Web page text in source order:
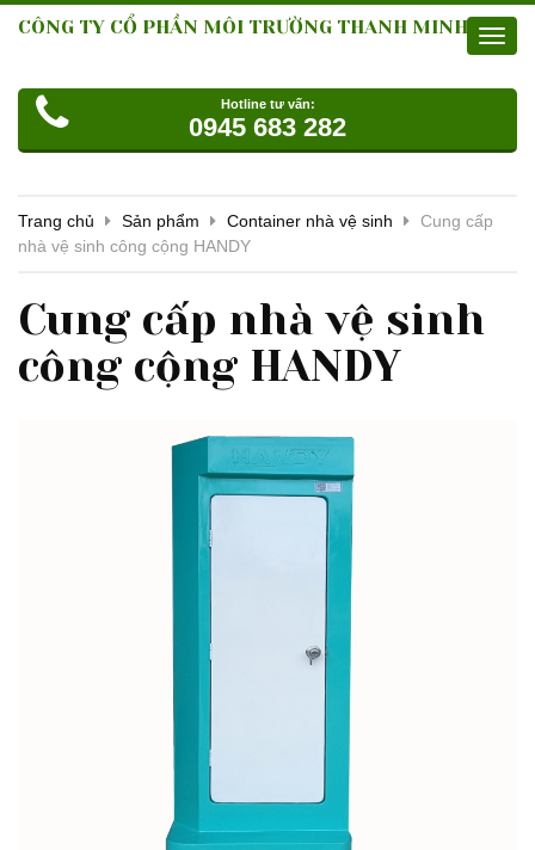
CÔNG TY CỔ PHẦN MÔI TRƯỜNG THANH MINH
Hotline tư vấn:
0945 683 282
Trang chủ Sản phẩm Container nhà vệ sinh
Cung cấp
nhà vệ sinh công cộng HANDY
Cung cấp nhà vệ sinh
công cộng HANDY